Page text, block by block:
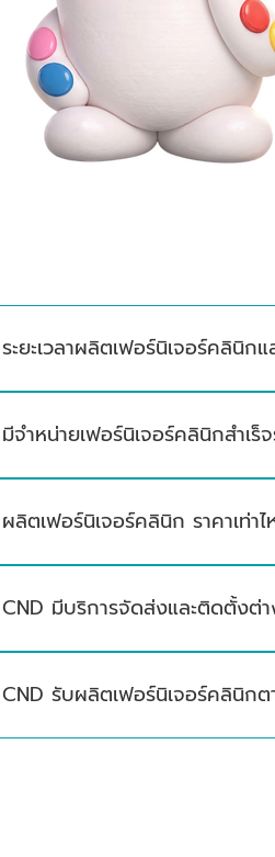
ระยะเวลาผลิตเฟอร์นิเจอร์คลินิก
มีจำหน่ายเฟอร์นิเจอร์คลินิกสำเร็
และตู้เก็บอุปกรณ์
ผลิตเฟอร์นิเจอร์คลินิก ราคาเท่าไ
CND มีบริการจัดส่งและติดตั้งต่
CND รับผลิตเฟอร์นิเจอร์คลินิกต